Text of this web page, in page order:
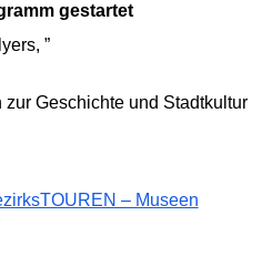
gestartet
Geschichte und Stadtkultur
– Museen